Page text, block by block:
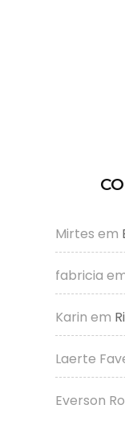
Mirtes em
fabricia
Karin em
Laerte
Everson